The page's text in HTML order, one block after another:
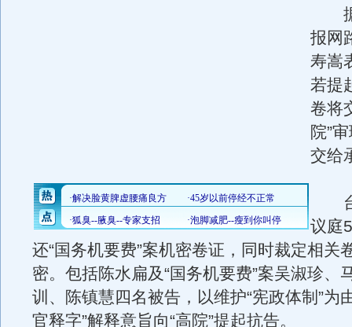
据
报网
寿嵩
若提
卷将
院”
交给
台
议庭
还“国务机要费”案机密卷证，同时裁定相关
密。包括陈水扁及“国务机要费”案吴淑珍、
训、陈镇慧四名被告，以维护“宪政体制”为
官释字”解释意旨向“高院”提起抗告。